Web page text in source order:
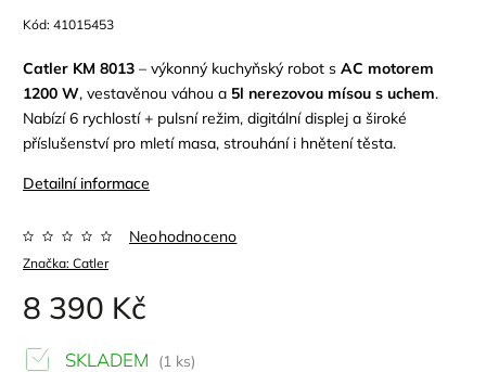
Kód: 41015453
Catler KM 8013 – výkonný kuchyňský robot s AC motorem
1200 W, vestavěnou váhou a 5l nerezovou mísou s uchem.
Nabízí 6 rychlostí + pulsní režim, digitální displej a široké
příslušenství pro mletí masa, strouhání i hnětení těsta.
Detailní informace
Značka: Catler
Neohodnoceno
8 390 Kč
SKLADEM (1 ks)